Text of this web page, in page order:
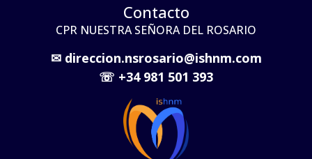
Contacto
CPR NUESTRA SEÑORA DEL ROSARIO
✉ direccion.nsrosario@ishnm.com
☏ +34 981 501 393